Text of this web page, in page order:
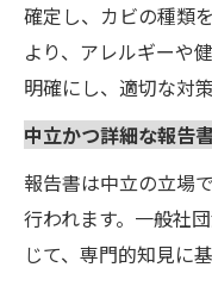
確定し、カビの種類
より、アレルギーや
明確にし、適切な対
中立かつ詳細な報告
報告書は中立の立場
行われます。一般社
じて、専門的知見に